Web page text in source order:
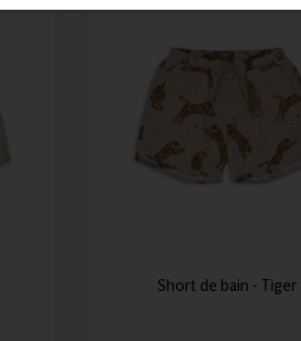
Short de bain - Tiger